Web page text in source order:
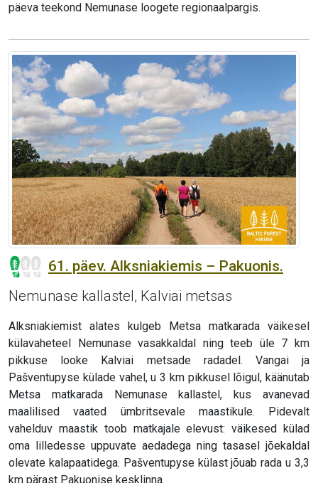
päeva teekond Nemunase loogete regionaalpargis.
61. päev. Alksniakiemis – Pakuonis.
Nemunase kallastel, Kalviai metsas
Alksniakiemist alates kulgeb Metsa matkarada väikesel
külavaheteel Nemunase vasakkaldal ning teeb üle 7 km
pikkuse looke Kalviai metsade radadel. Vangai ja
Pašventupyse külade vahel, u 3 km pikkusel lõigul, käänutab
Metsa matkarada Nemunase kallastel, kus avanevad
maalilised vaated ümbritsevale maastikule. Pidevalt
vahelduv maastik toob matkajale elevust: väikesed külad
oma lilledesse uppuvate aedadega ning tasasel jõekaldal
olevate kalapaatidega. Pašventupyse külast jõuab rada u 3,3
km pärast Pakuonise kesklinna.